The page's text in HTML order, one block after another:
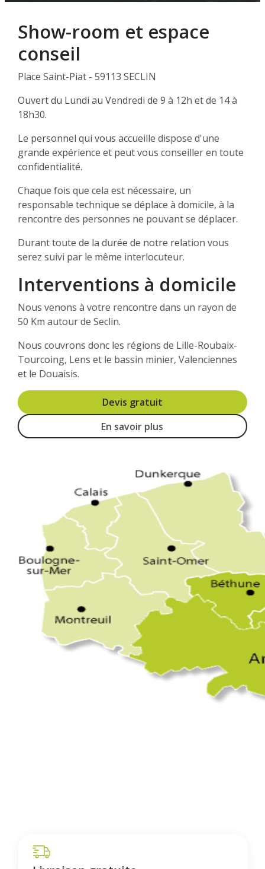
Show-room et espace
conseil
Place Saint-Piat - 59113 SECLIN
Ouvert du Lundi au Vendredi de 9 à 12h et de 14 à
18h30.
Le personnel qui vous accueille dispose d'une
grande expérience et peut vous conseiller en toute
confidentialité.
Chaque fois que cela est nécessaire, un
responsable technique se déplace à domicile, à la
rencontre des personnes ne pouvant se déplacer.
Durant toute de la durée de notre relation vous
serez suivi par le même interlocuteur.
Interventions à domicile
Nous venons à votre rencontre dans un rayon de
50 Km autour de Seclin.
Nous couvrons donc les régions de Lille-Roubaix-
Tourcoing, Lens et le bassin minier, Valenciennes
et le Douaisis.
Devis gratuit
En savoir plus